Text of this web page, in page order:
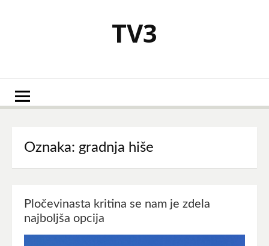
TV3
Oznaka: gradnja hiše
Pločevinasta kritina se nam je zdela
najboljša opcija